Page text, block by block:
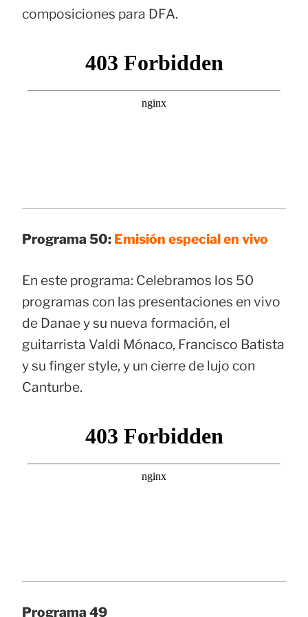
composiciones para DFA.
Programa 50: Emisión especial en vivo
En este programa: Celebramos los 50
programas con las presentaciones en vivo
de Danae y su nueva formación, el
guitarrista Valdi Mónaco, Francisco Batista
y su finger style, y un cierre de lujo con
Canturbe.
Programa 49